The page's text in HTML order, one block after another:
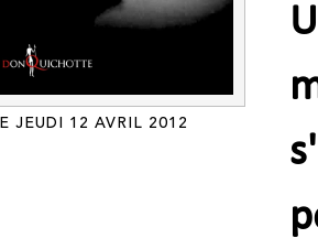
JEUDI 12 AVRIL 2012